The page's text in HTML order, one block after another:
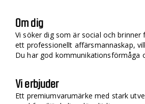
Om dig
Vi söker dig som är social och
ett professionellt affärsmannaskap,
Du har god kommunikationsförmåga
Vi erbjuder
Ett premiumvarumärke med stark